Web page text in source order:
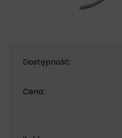
Dostępność:
Cena: